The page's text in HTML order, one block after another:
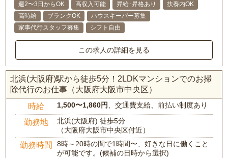
週2〜3日からOK
高収入可能 昇給･昇格あり
扶養内OK
高時給
ブランクOK
ハウスキーパー募集
家事代行スタッフ募集
シフト自由
この求人の詳細を見る
北浜(大阪府)駅から徒歩5分！2LDKマンションでのお掃
除代行のお仕事（大阪府大阪市中央区）
時給 1,500〜1,860円、交通費支給、前払い制度あり
勤務地
北浜(大阪府) 徒歩5分
（大阪府大阪市中央区付近）
勤務時間
8時～20時の間で1時間〜、好きな日に働くこと
が可能です。(候補の日時から選択)